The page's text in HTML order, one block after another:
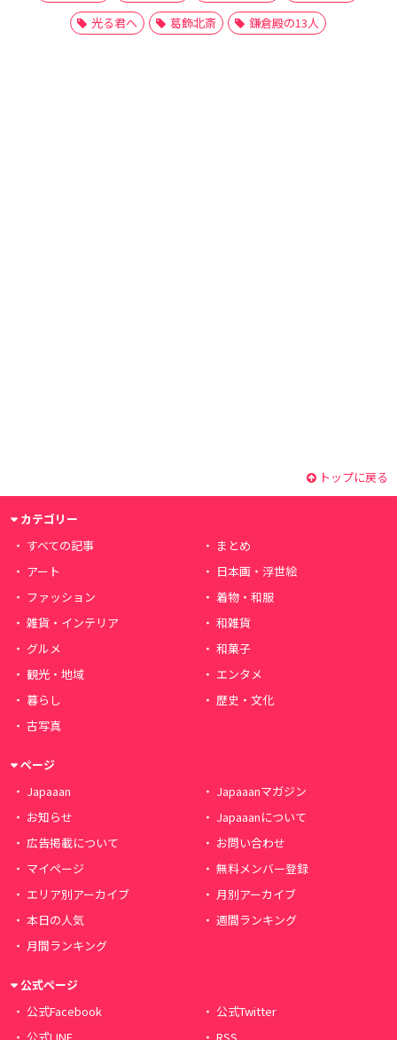
光る君へ
葛飾北斎 鎌倉殿の13人
トップに戻る
カテゴリー
すべての記事
まとめ
アート
日本画・浮世絵
ファッション
着物・和服
雑貨・インテリア
和雑貨
グルメ
和菓子
観光・地域
エンタメ
暮らし
歴史・文化
古写真
ページ
Japaaan
Japaaanマガジン
お知らせ
Japaaanについて
広告掲載について
お問い合わせ
マイページ
無料メンバー登録
エリア別アーカイブ
月別アーカイブ
本日の人気
週間ランキング
月間ランキング
公式ページ
公式Facebook
公式Twitter